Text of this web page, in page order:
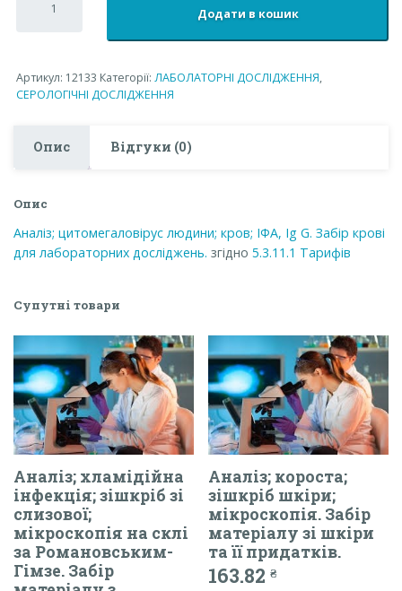
цитомегаловірус
Ig
G.
для
Додати в кошик
Артикул: 12133 Категорії: ЛАБОЛАТОРНІ ДОСЛІДЖЕННЯ,
СЕРОЛОГІЧНІ ДОСЛІДЖЕННЯ
Опис Відгуки (0)
Опис
Аналіз; цитомегаловірус людини; кров; ІФА, Ig G. Забір крові
для лабораторних досліджень. згідно 5.3.11.1 Тарифів
Супутні товари
Аналіз; хламідійна
інфекція; зішкріб зі
слизової;
мікроскопія на склі
за Романовським-
Гімзе. Забір
Аналіз; короста;
зішкріб шкіри;
мікроскопія. Забір
матеріалу зі шкіри
та її придатків.
163.82₴